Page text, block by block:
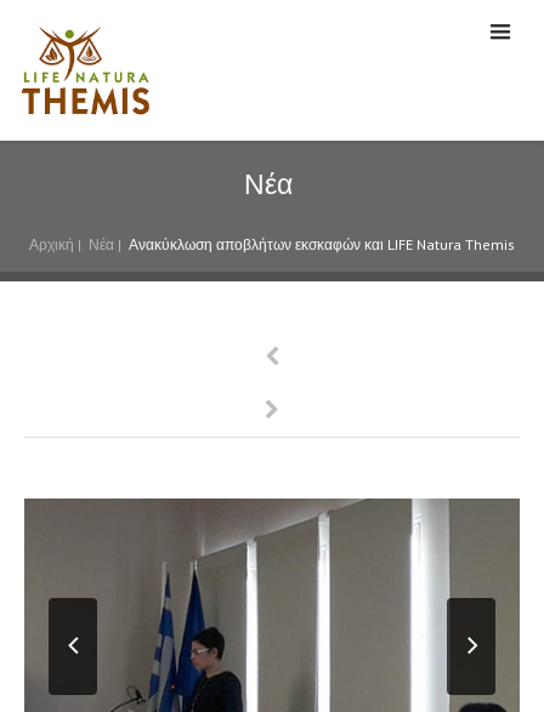
Νέα
Αρχική | Νέα | Ανακύκλωση αποβλήτων εκσκαφών και LIFE Natura Themis